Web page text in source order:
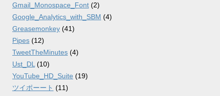
Gmail_Monospace_Font (2)
Google_Analytics_with_SBM (4)
Greasemonkey (41)
Pipes (12)
TweetTheMinutes (4)
Ust_DL (10)
YouTube_HD_Suite (19)
ツイポーート (11)